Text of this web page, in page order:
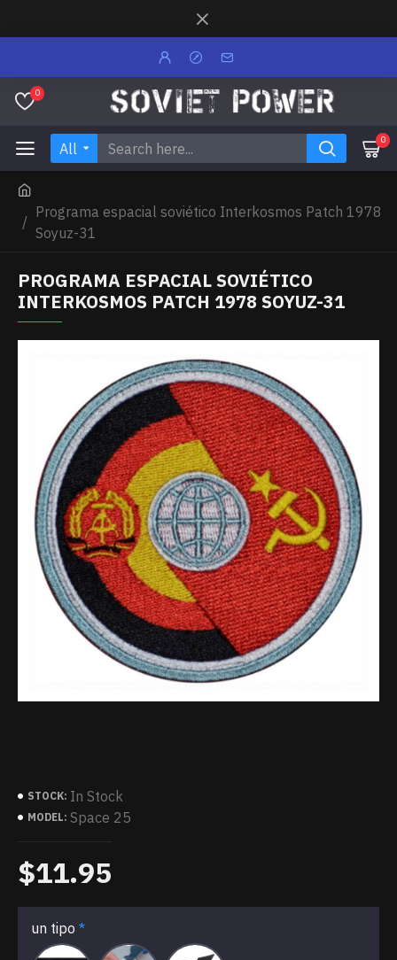
0
All 0
Programa espacial soviético Interkosmos Patch 1978
Soyuz-31
PROGRAMA ESPACIAL SOVIÉTICO
INTERKOSMOS PATCH 1978 SOYUZ-31
STOCK: In Stock
MODEL: Space 25
$11.95
un tipo